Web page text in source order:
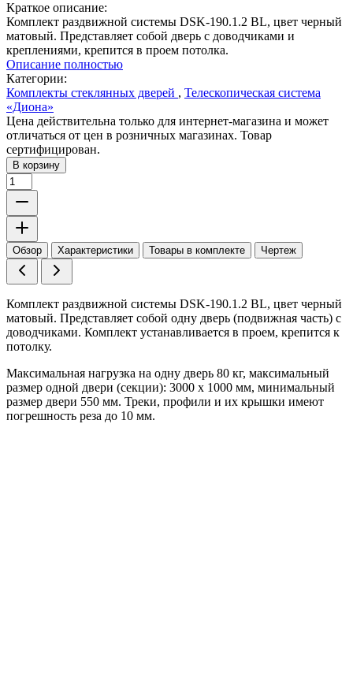
Краткое описание:
Комплект раздвижной системы DSK-190.1.2 BL, цвет черный
матовый. Представляет собой дверь с доводчиками и
креплениями, крепится в проем потолка.
Описание полностью
Категории:
Комплекты стеклянных дверей , Телескопическая система
«Диона»
Цена действительна только для интернет-магазина и может
отличаться от цен в розничных магазинах. Товар
сертифицирован.
В корзину
Обзор Характеристики Товары в комплекте Чертеж
Комплект раздвижной системы DSK-190.1.2 BL, цвет черный
матовый. Представляет собой одну дверь (подвижная часть) с
доводчиками. Комплект устанавливается в проем, крепится к
потолку.
Максимальная нагрузка на одну дверь 80 кг, максимальный
размер одной двери (секции): 3000 x 1000 мм, минимальный
размер двери 550 мм. Треки, профили и их крышки имеют
погрешность реза до 10 мм.